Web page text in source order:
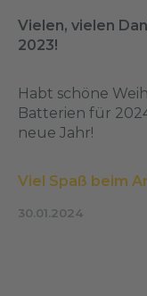
Vielen, vielen
2023!
Habt schöne
Batterien für
neue Jahr!
Viel Spaß beim
30.01.2024